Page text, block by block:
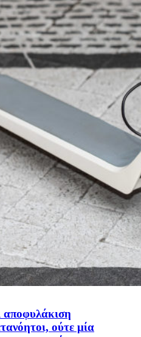
αποφυλάκιση
ούτε μία